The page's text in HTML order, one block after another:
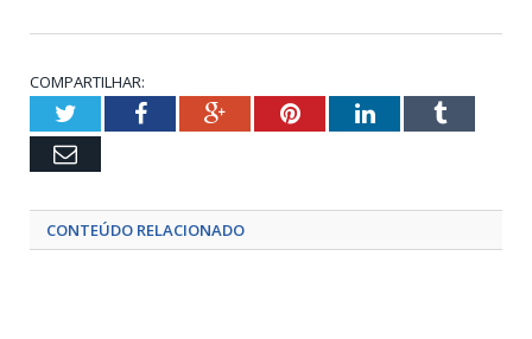
COMPARTILHAR:
TwitterFacebookGoogle+PinterestLinkedInTumblr
Email
CONTEÚDO RELACIONADO